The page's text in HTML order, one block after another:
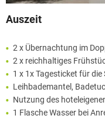
Auszeit
2 x Übernachtung im
2 x reichhaltiges
1 x 1x Tagesticket für
Leihbademantel,
Nutzung des
1 Flasche Wasser bei